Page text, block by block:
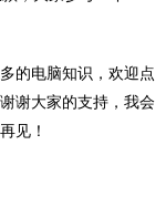
的电脑知识，欢迎点
谢大家的支持，我会
见！